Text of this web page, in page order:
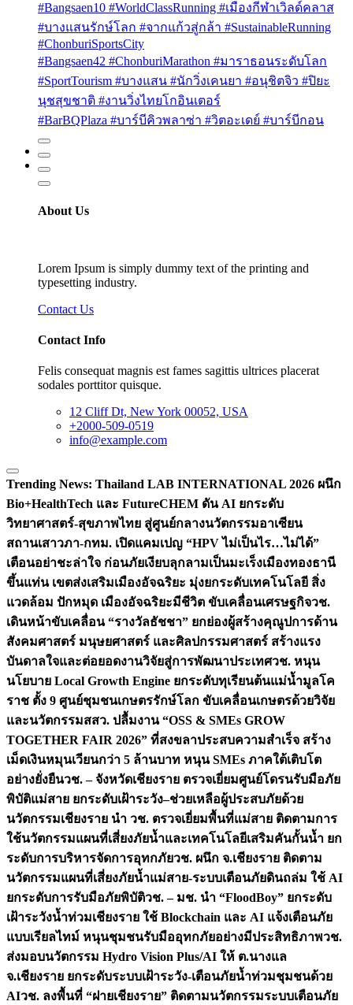
#Bangsaen10 #WorldClassRunning #เมืองกีฬาเวิลด์คลาส
#บางแสนรักษ์โลก #จากแก้วสู่กล้า #SustainableRunning
#ChonburiSportsCity
#Bangsaen42 #ChonburiMarathon #มาราธอนระดับโลก
#SportTourism #บางแสน #นักวิ่งเคนยา #อนุชิตจิว #ปิยะ
นุชสุขชาติ #งานวิ่งไทยโกอินเตอร์
#BarBQPlaza #บาร์บีคิวพลาซ่า #วิตอะเดย์ #บาร์บีกอน
About Us
Lorem Ipsum is simply dummy text of the printing and
typesetting industry.
Contact Us
Contact Info
Felis consequat magnis est fames sagittis ultrices placerat
sodales porttitor quisque.
12 Cliff Dt, New York 00052, USA
+2000-509-0519
info@example.com
Trending News: Thailand LAB INTERNATIONAL 2026 ผนึก
Bio+HealthTech และ FutureCHEM ดัน AI ยกระดับ
วิทยาศาสตร์-สุขภาพไทย สู่ศูนย์กลางนวัตกรรมอาเซียน
สถานเสาวภา-กทม. เปิดแคมเปญ “HPV ไม่เป็นไร…ไม่ได้”
เตือนอย่าชะล่าใจ ก่อนภัยเงียบลุกลามเป็นมะเร็งเมืองทองธานี
ขึ้นแท่น เขตส่งเสริมเมืองอัจฉริยะ มุ่งยกระดับเทคโนโลยี สิ่ง
แวดล้อม ปักหมุด เมืองอัจฉริยะมีชีวิต ขับเคลื่อนเศรษฐกิจวช.
เดินหน้าขับเคลื่อน “รางวัลธัชชา” ยกย่องผู้สร้างคุณูปการด้าน
สังคมศาสตร์ มนุษยศาสตร์ และศิลปกรรมศาสตร์ สร้างแรง
บันดาลใจและต่อยอดงานวิจัยสู่การพัฒนาประเทศวช. หนุน
นโยบาย Local Growth Engine ยกระดับทุเรียนต้นแม่น้ำมูลโค
ราช ตั้ง 9 ศูนย์ชุมชนเกษตรรักษ์โลก ขับเคลื่อนเกษตรด้วยวิจัย
และนวัตกรรมสสว. ปลื้มงาน “OSS & SMEs GROW
TOGETHER FAIR 2026” ที่สงขลาประสบความสำเร็จ สร้าง
เม็ดเงินหมุนเวียนกว่า 5 ล้านบาท หนุน SMEs ภาคใต้เติบโต
อย่างยั่งยืนวช. – จังหวัดเชียงราย ตรวจเยี่ยมศูนย์โดรนรับมือภัย
พิบัติแม่สาย ยกระดับเฝ้าระวัง–ช่วยเหลือผู้ประสบภัยด้วย
นวัตกรรมเชียงราย นำ วช. ตรวจเยี่ยมพื้นที่แม่สาย ติดตามการ
ใช้นวัตกรรมแผนที่เสี่ยงภัยน้ำและเทคโนโลยีเสริมคันกั้นน้ำ ยก
ระดับการบริหารจัดการอุทกภัยวช. ผนึก จ.เชียงราย ติดตาม
นวัตกรรมแผนที่เสี่ยงภัยน้ำแม่สาย-ระบบเตือนภัยดินถล่ม ใช้ AI
ยกระดับการรับมือภัยพิบัติวช. – มช. นำ “FloodBoy” ยกระดับ
เฝ้าระวังน้ำท่วมเชียงราย ใช้ Blockchain และ AI แจ้งเตือนภัย
แบบเรียลไทม์ หนุนชุมชนรับมืออุทกภัยอย่างมีประสิทธิภาพวช.
ส่งมอบนวัตกรรม Hydro Vision Plus/AI ให้ ต.นางแล
จ.เชียงราย ยกระดับระบบเฝ้าระวัง-เตือนภัยน้ำท่วมชุมชนด้วย
AIวช. ลงพื้นที่ “ฝายเชียงราย” ติดตามนวัตกรรมระบบเตือนภัย